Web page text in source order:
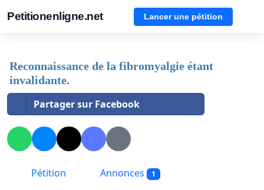
Petitionenligne.net Lancer une pétition
Reconnaissance de la fibromyalgie étant
invalidante.
Partager sur Facebook
Pétition Annonces 1